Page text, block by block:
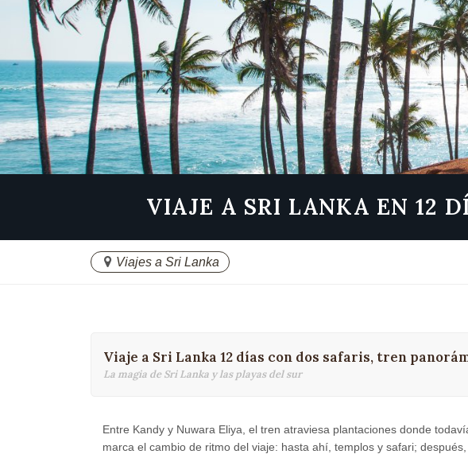
VIAJE A SRI LANKA EN 12
Viajes a Sri Lanka
Viaje a Sri Lanka 12 días con dos safaris, tren
La magia de Sri Lanka y las playas del sur
Entre Kandy y Nuwara Eliya, el tren atraviesa plantaciones donde
marca el cambio de ritmo del viaje: hasta ahí, templos y safari; después,